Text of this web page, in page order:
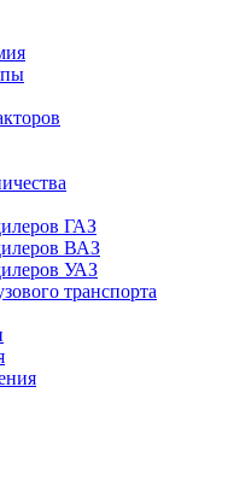
ГАЗ
ВАЗ
УАЗ
транспорта